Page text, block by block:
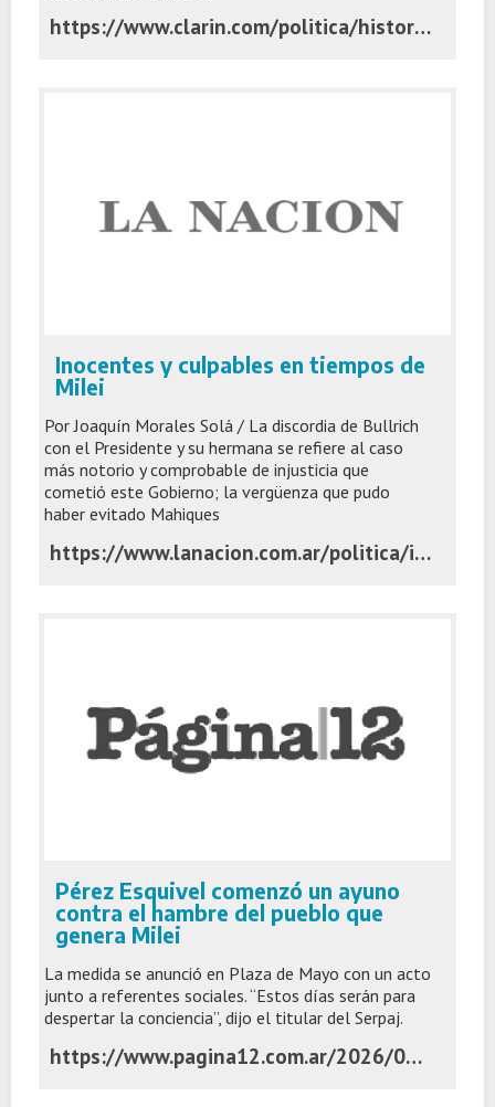
https://www.clarin.com/politica/historia-secreta-charla-bullrich-milei-planteo-senadora-presidente-quiso-escuchar
Inocentes y culpables en tiempos de
Milei
Por Joaquín Morales Solá / La discordia de Bullrich
con el Presidente y su hermana se refiere al caso
más notorio y comprobable de injusticia que
cometió este Gobierno; la vergüenza que pudo
haber evitado Mahiques
https://www.lanacion.com.ar/politica/inocentes-y-culpables-en-tiempos-de-milei-nid02062026/
Pérez Esquivel comenzó un ayuno
contra el hambre del pueblo que
genera Milei
La medida se anunció en Plaza de Mayo con un acto
junto a referentes sociales. “Estos días serán para
despertar la conciencia”, dijo el titular del Serpaj.
https://www.pagina12.com.ar/2026/06/03/perez-esquivel-comenzo-un-ayuno-contra-el-hambre-del-pueblo-que-genera-milei/